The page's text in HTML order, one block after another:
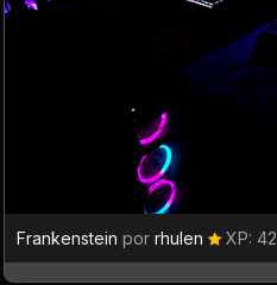
Frankenstein por rhulen XP: 42